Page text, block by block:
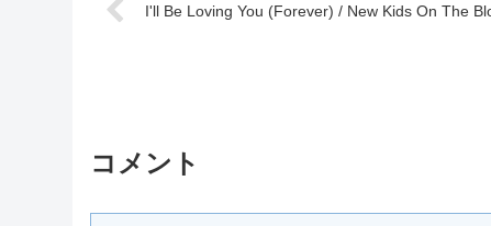
I'll Be Loving You (Forever) / New Kids On The
コメント